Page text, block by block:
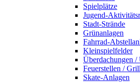
Spielplätze
Jugend-
Stadt-Strände
Grünanlagen
Fahrrad-
Kleinspielfelder
Überdachungen /
Feuerstellen /
Skate-Anlagen